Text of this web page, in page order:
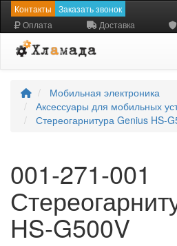
Контакты Заказать звонок
Оплата Доставка
Мобильная электроника
Аксессуары для мобильных
Стереогарнитура Genius HS-
001-271-001
HS-G500V